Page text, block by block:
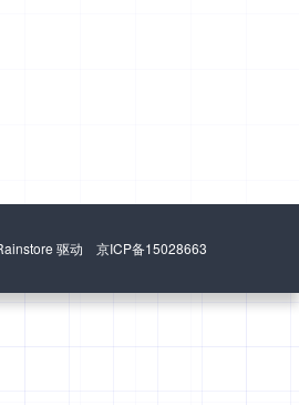
驱动 京ICP备15028663